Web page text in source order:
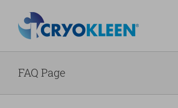
contenuto
FAQ Page